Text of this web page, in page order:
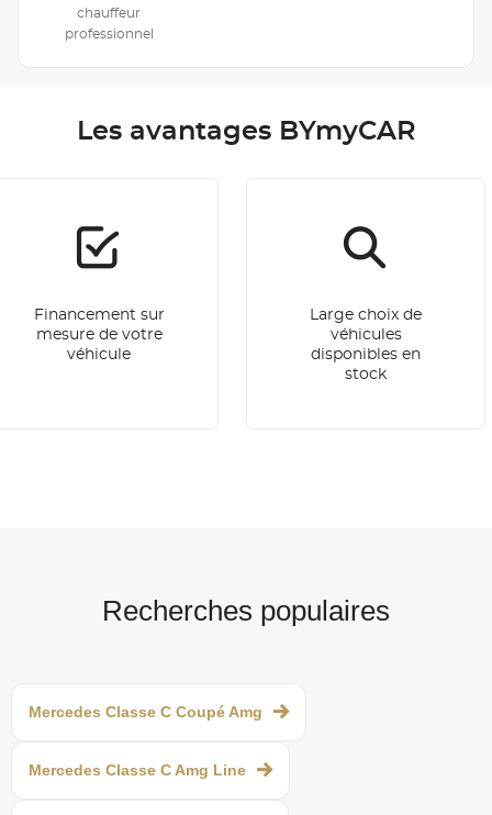
chauffeur
professionnel
Les avantages BYmyCAR
Financement sur
mesure de votre
véhicule
Large choix de
véhicules
disponibles en
stock
Recherches populaires
Mercedes Classe C Coupé Amg
Mercedes Classe C Amg Line